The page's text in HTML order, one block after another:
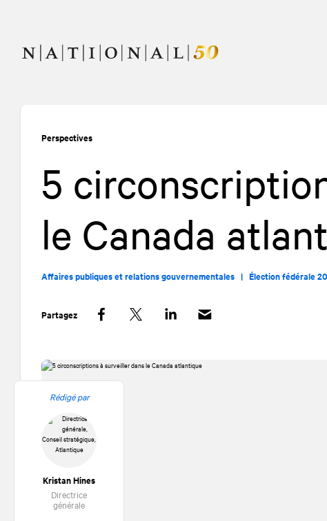
navigation
Perspectives
5
le Canada
Affaires publiques et relations gouvernementales | Élection fédérale
Partagez
Rédigé par
Kristan Hines
Directrice
générale